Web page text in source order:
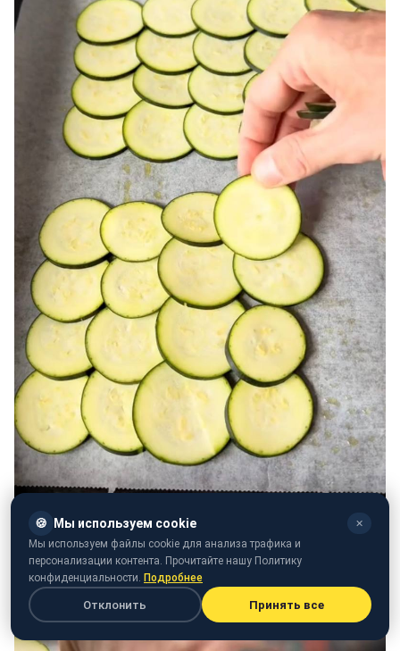
🍪 Мы используем cookie ✕
Мы используем файлы cookie для анализа трафика и
персонализации контента. Прочитайте нашу Политику
конфиденциальности. Подробнее
Отклонить Принять все